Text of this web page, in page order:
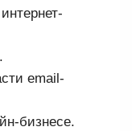
email-
бизнесе.